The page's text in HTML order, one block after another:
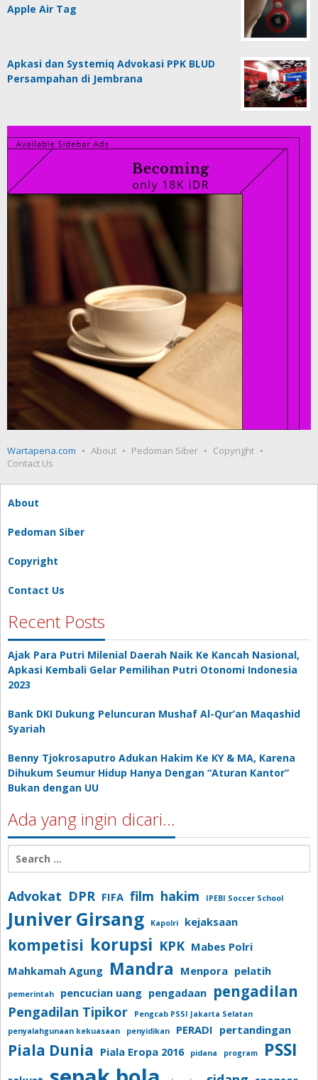
Apple Air Tag
Apkasi dan Systemiq Advokasi PPK BLUD
Persampahan di Jembrana
Wartapena.com About Pedoman Siber
Copyright
Contact Us
About
Pedoman Siber
Copyright
Contact Us
Recent Posts
Ajak Para Putri Milenial Daerah Naik Ke Kancah Nasional,
Apkasi Kembali Gelar Pemilihan Putri Otonomi Indonesia
2023
Bank DKI Dukung Peluncuran Mushaf Al-Qur’an Maqashid
Syariah
Benny Tjokrosaputro Adukan Hakim Ke KY & MA, Karena
Dihukum Seumur Hidup Hanya Dengan “Aturan Kantor”
Bukan dengan UU
Ada yang ingin dicari…
Search
Advokat DPR FIFA film hakim IPEBI Soccer School
Juniver Girsang Kapolri kejaksaan
kompetisi korupsi KPK Mabes Polri
Mahkamah Agung Mandra Menpora pelatih
pemerintah pencucian uang pengadaan pengadilan
Pengadilan Tipikor
Pengcab PSSI Jakarta Selatan
penyalahgunaan kekuasaan
penyidikan PERADI pertandingan
Piala Dunia Piala Eropa 2016 pidana program PSSI